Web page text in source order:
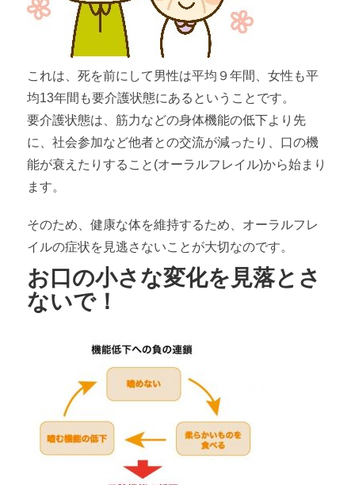
これは、死を前にして男性は平均９年間、女性も平
均13年間も要介護状態にあるということです。
要介護状態は、筋力などの身体機能の低下より先
に、社会参加など他者との交流が減ったり、口の機
能が衰えたりすること(オーラルフレイル)から始まり
ます。
そのため、健康な体を維持するため、オーラルフレ
イルの症状を見逃さないことが大切なのです。
お口の小さな変化を見落とさ
ないで！